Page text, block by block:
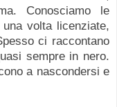
Conosciamo le
volta licenziate,
ci raccontano
sempre in nero.
a nascondersi e